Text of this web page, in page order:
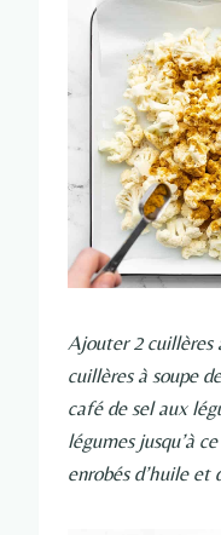
Ajouter 2 cuillères
cuillères à soupe
café de sel aux
légumes jusqu’à
enrobés d’huile et